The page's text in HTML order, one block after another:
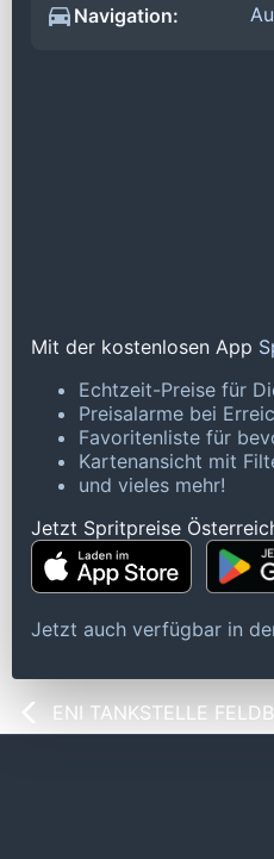
Navigation:
Mit der kostenlosen App
Echtzeit-Preise für
Preisalarme bei
Favoritenliste für
Kartenansicht mit
und vieles mehr!
Jetzt Spritpreise
Jetzt auch verfügbar in
ENI TANKSTELLE